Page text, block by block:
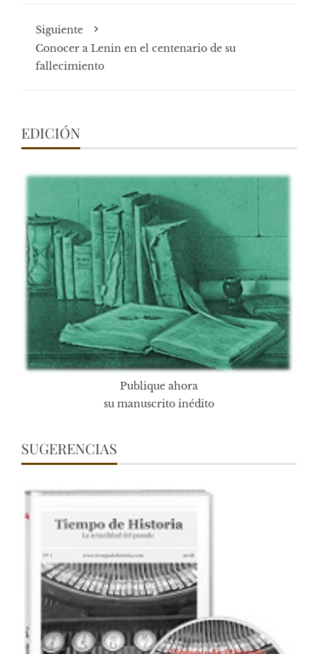
Siguiente
Conocer a Lenin en el centenario de su
fallecimiento
EDICIÓN
Publique ahora
su manuscrito inédito
SUGERENCIAS